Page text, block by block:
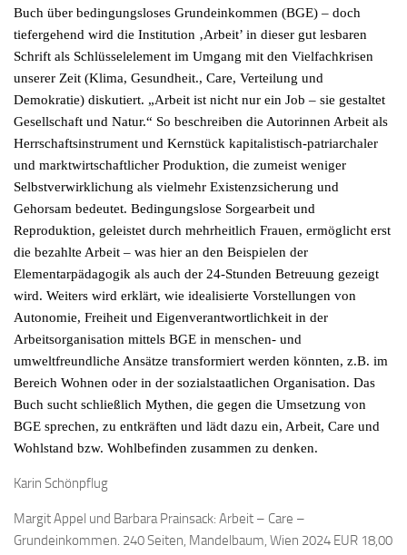
Buch über bedingungsloses Grundeinkommen (BGE) – doch
tiefergehend wird die Institution ‚Arbeit’ in dieser gut lesbaren
Schrift als Schlüsselelement im Umgang mit den Vielfachkrisen
unserer Zeit (Klima, Gesundheit., Care, Verteilung und
Demokratie) diskutiert. „Arbeit ist nicht nur ein Job – sie gestaltet
Gesellschaft und Natur.“ So beschreiben die Autorinnen Arbeit als
Herrschaftsinstrument und Kernstück kapitalistisch-patriarchaler
und marktwirtschaftlicher Produktion, die zumeist weniger
Selbstverwirklichung als vielmehr Existenzsicherung und
Gehorsam bedeutet. Bedingungslose Sorgearbeit und
Reproduktion, geleistet durch mehrheitlich Frauen, ermöglicht erst
die bezahlte Arbeit – was hier an den Beispielen der
Elementarpädagogik als auch der 24-Stunden Betreuung gezeigt
wird. Weiters wird erklärt, wie idealisierte Vorstellungen von
Autonomie, Freiheit und Eigenverantwortlichkeit in der
Arbeitsorganisation mittels BGE in menschen- und
umweltfreundliche Ansätze transformiert werden könnten, z.B. im
Bereich Wohnen oder in der sozialstaatlichen Organisation. Das
Buch sucht schließlich Mythen, die gegen die Umsetzung von
BGE sprechen, zu entkräften und lädt dazu ein, Arbeit, Care und
Wohlstand bzw. Wohlbefinden zusammen zu denken.
Karin Schönpflug
Margit Appel und Barbara Prainsack: Arbeit – Care –
Grundeinkommen. 240 Seiten, Mandelbaum, Wien 2024 EUR 18,00